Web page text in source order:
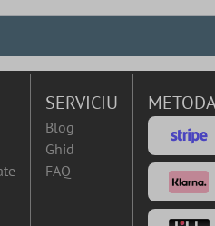
SERVICIU
Blog
Ghid
FAQ